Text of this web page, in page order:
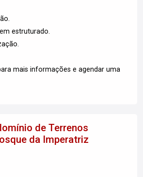
estruturado.
mais informações e agendar uma
de Terrenos
da Imperatriz